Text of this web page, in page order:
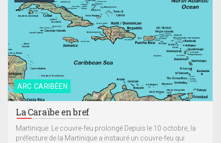
ARC CARIBÉEN
La Caraïbe en bref
Martinique. Le couvre-feu prolongé Depuis le 10 octobre, la
préfecture de la Martinique a instauré un couvre-feu qui